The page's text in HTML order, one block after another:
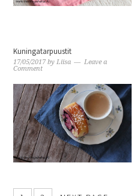
Kuningatarpuustit
17/05/2017 byLiisa
Leave a
Comment